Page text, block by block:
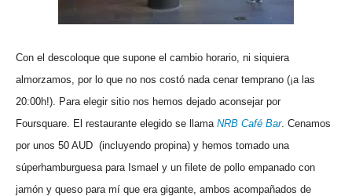
Con el descoloque que supone el cambio horario, ni siquiera
almorzamos, por lo que no nos costó nada cenar temprano (¡a las
20:00h!). Para elegir sitio nos hemos dejado aconsejar por
Foursquare. El restaurante elegido se llama NRB Café Bar. Cenamos
por unos 50 AUD (incluyendo propina) y hemos tomado una
súperhamburguesa para Ismael y un filete de pollo empanado con
jamón y queso para mí que era gigante, ambos acompañados de